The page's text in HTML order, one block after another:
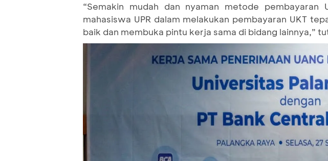
“Semakin mudah dan nyaman metode pembayaran
mahasiswa UPR dalam melakukan pembayaran UKT
baik dan membuka pintu kerja sama di bidang lainnya,”